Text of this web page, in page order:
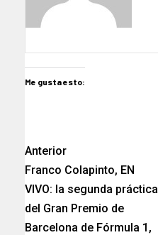
Me gusta esto:
Anterior
Franco Colapinto, EN
VIVO: la segunda práctica
del Gran Premio de
Barcelona de Fórmula 1,